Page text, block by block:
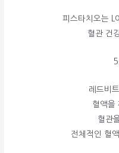
피스타치오는 L
혈관 건
레드비
혈액을
혈관
전체적인 혈